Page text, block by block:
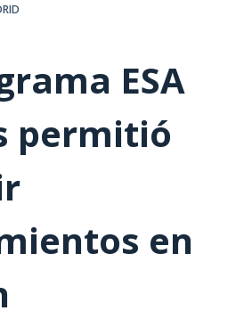
ESA
permitió
en